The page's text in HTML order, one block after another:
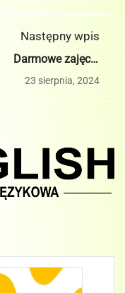
Następny wpis
Darmowe zajęcia
pokazowe 4English -
23 sierpnia, 2024